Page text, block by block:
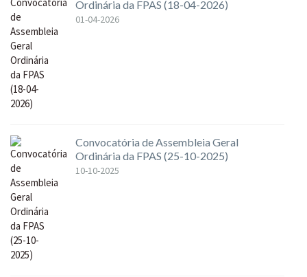
Ordinária da FPAS (18-04-2026)
01-04-2026
Convocatória de Assembleia Geral
Ordinária da FPAS (25-10-2025)
10-10-2025